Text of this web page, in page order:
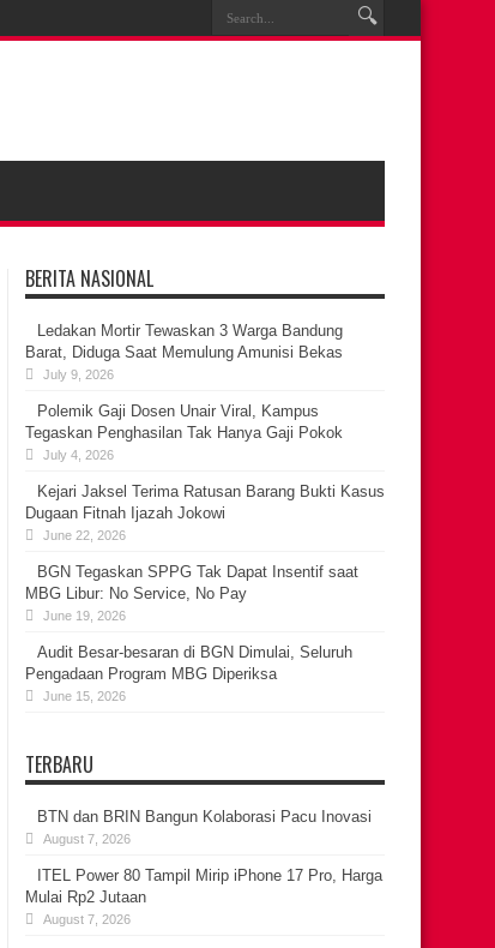
BERITA NASIONAL
Ledakan Mortir Tewaskan 3 Warga Bandung
Barat, Diduga Saat Memulung Amunisi Bekas
July 9, 2026
Polemik Gaji Dosen Unair Viral, Kampus
Tegaskan Penghasilan Tak Hanya Gaji Pokok
July 4, 2026
Kejari Jaksel Terima Ratusan Barang Bukti Kasus
Dugaan Fitnah Ijazah Jokowi
June 22, 2026
BGN Tegaskan SPPG Tak Dapat Insentif saat
MBG Libur: No Service, No Pay
June 19, 2026
Audit Besar-besaran di BGN Dimulai, Seluruh
Pengadaan Program MBG Diperiksa
June 15, 2026
TERBARU
BTN dan BRIN Bangun Kolaborasi Pacu Inovasi
August 7, 2026
ITEL Power 80 Tampil Mirip iPhone 17 Pro, Harga
Mulai Rp2 Jutaan
August 7, 2026